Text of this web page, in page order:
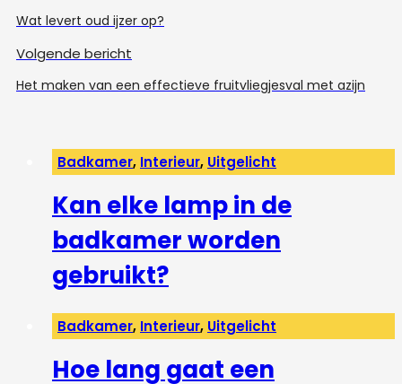
Wat levert oud ijzer op?
Volgende bericht
Het maken van een effectieve fruitvliegjesval met azijn
Badkamer, Interieur, Uitgelicht
Kan elke lamp in de
badkamer worden
gebruikt?
Badkamer, Interieur, Uitgelicht
Hoe lang gaat een